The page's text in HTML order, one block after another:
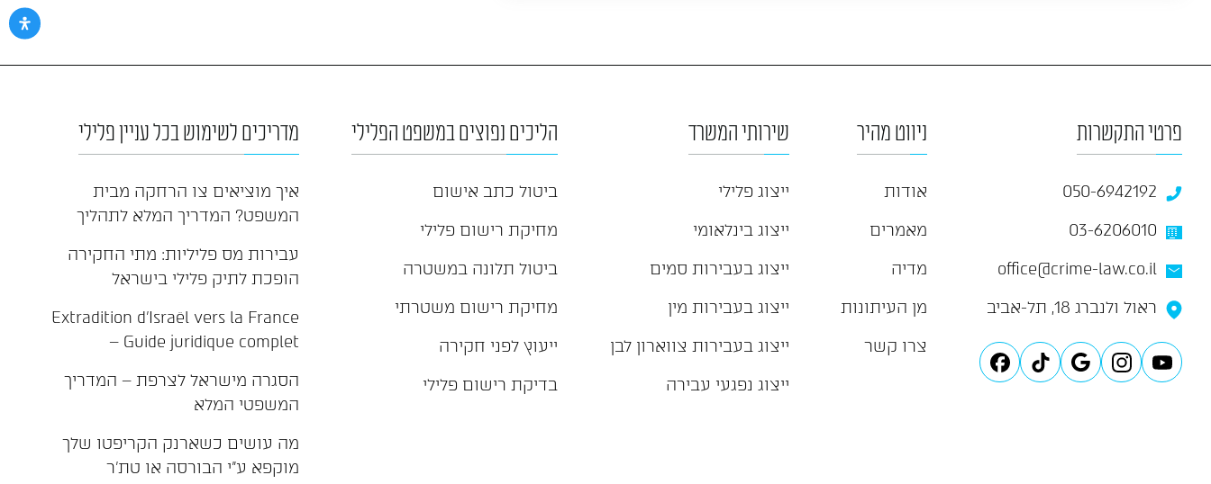
פרטי התקשרות
050-6942192
03-6206010
office@crime-law.co.il
ראול ולנברג 18, תל-אביב
ניווט מהיר
אודות
מאמרים
מדיה
מן העיתונות
צרו קשר
שירותי המשרד
ייצוג פלילי
ייצוג בינלאומי
ייצוג בעבירות סמים
ייצוג בעבירות מין
ייצוג בעבירות צווארון לבן
ייצוג נפגעי עבירה
הליכים נפוצים במשפט הפלילי
ביטול כתב אישום
מחיקת רישום פלילי
ביטול תלונה במשטרה
מחיקת רישום משטרתי
ייעוץ לפני חקירה
בדיקת רישום פלילי
מדריכים לשימוש בכל עניין פלילי
איך מוציאים צו הרחקה מבית
המשפט? המדריך המלא לתהליך
עבירות מס פליליות: מתי החקירה
הופכת לתיק פלילי בישראל
Extradition d'Israël vers la France
– Guide juridique complet
הסגרה מישראל לצרפת – המדריך
המשפטי המלא
מה עושים כשארנק הקריפטו שלך
מוקפא ע"י הבורסה או טת'ר